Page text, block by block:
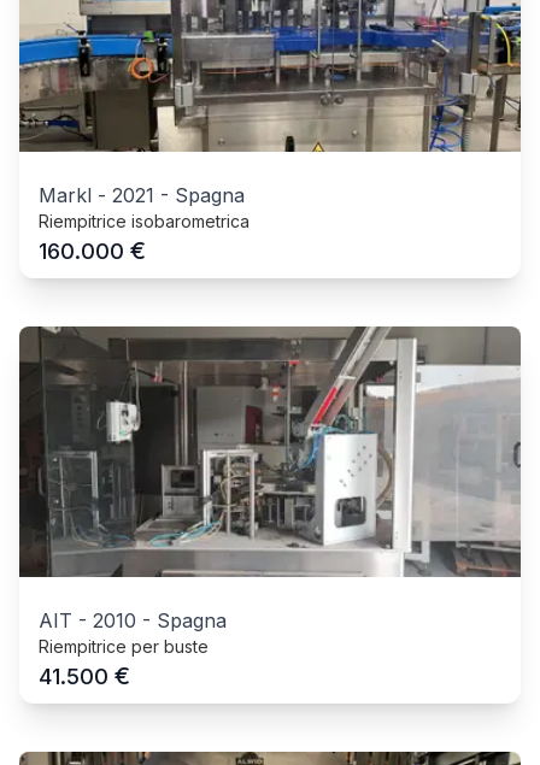
Markl - 2021 - Spagna
Riempitrice isobarometrica
160.000 €
AIT - 2010 - Spagna
Riempitrice per buste
41.500 €